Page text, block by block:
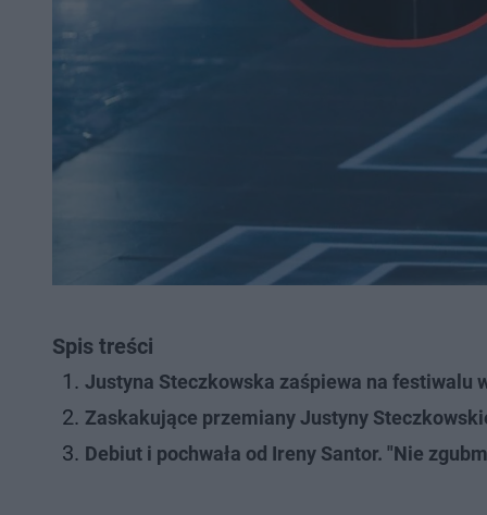
Spis treści
Justyna Steczkowska zaśpiewa na festiwalu
Zaskakujące przemiany Justyny
Debiut i pochwała od Ireny Santor. "Nie